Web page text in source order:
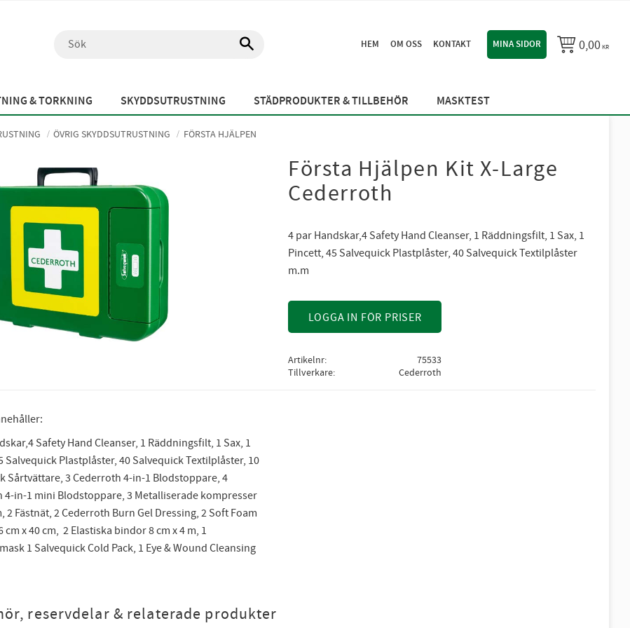
HEM OM OSS KONTAKT MINA SIDOR 0,00KR
& TORKNING SKYDDSUTRUSTNING STÄDPRODUKTER & TILLBEHÖR MASKTEST
ÖVRIG SKYDDSUTRUSTNING FÖRSTA HJÄLPEN
Första Hjälpen Kit X-Large
Cederroth
4 par Handskar,4 Safety Hand Cleanser, 1 Räddningsfilt, 1 Sax, 1
Pincett, 45 Salvequick Plastplåster, 40 Salvequick Textilplåster
m.m
LOGGA IN FÖR PRISER
Artikelnr
75533
Tillverkare
Cederroth
Safety Hand Cleanser, 1 Räddningsfilt, 1 Sax, 1
Salvequick Plastplåster, 40 Salvequick Textilplåster, 10
Sårtvättare, 3 Cederroth 4-in-1 Blodstoppare, 4
4-in-1 mini Blodstoppare, 3 Metalliserade kompresser
2 Fästnät, 2 Cederroth Burn Gel Dressing, 2 Soft Foam
cm x 40 cm, 2 Elastiska bindor 8 cm x 4 m, 1
1 Salvequick Cold Pack, 1 Eye & Wound Cleansing
reservdelar & relaterade produkter